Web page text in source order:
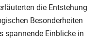
die Entstehung
Besonderheiten
spannende Einblicke in